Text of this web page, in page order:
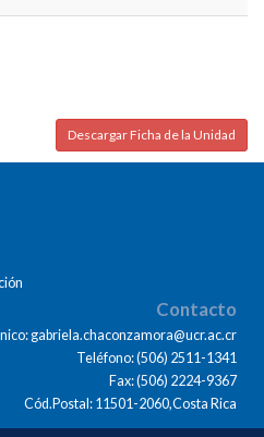
Descargar Ficha de la Unidad
Contacto
gabriela.chaconzamora@ucr.ac.cr
Teléfono: (506) 2511-1341
Fax: (506) 2224-9367
Cód.Postal: 11501-2060,Costa Rica